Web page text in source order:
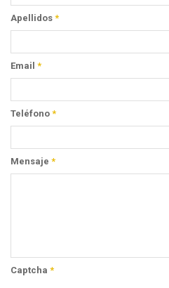
Apellidos *
Email *
Teléfono *
Mensaje *
Captcha *